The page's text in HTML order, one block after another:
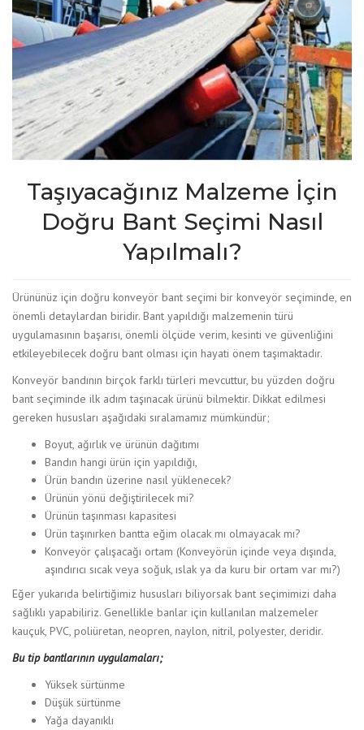
Taşıyacağınız Malzeme İçin
Doğru Bant Seçimi Nasıl
Yapılmalı?
Ürününüz için doğru konveyör bant seçimi bir konveyör seçiminde, en
önemli detaylardan biridir. Bant yapıldığı malzemenin türü
uygulamasının başarısı, önemli ölçüde verim, kesinti ve güvenliğini
etkileyebilecek doğru bant olması için hayati önem taşımaktadır.
Konveyör bandının birçok farklı türleri mevcuttur, bu yüzden doğru
bant seçiminde ilk adım taşınacak ürünü bilmektir. Dikkat edilmesi
gereken hususları aşağıdaki sıralamamız mümkündür;
Boyut, ağırlık ve ürünün dağıtımı
Bandın hangi ürün için yapıldığı,
Ürün bandın üzerine nasıl yüklenecek?
Ürünün yönü değiştirilecek mi?
Ürünün taşınması kapasitesi
Ürün taşınırken bantta eğim olacak mı olmayacak mı?
Konveyör çalışacağı ortam (Konveyörün içinde veya dışında,
aşındırıcı sıcak veya soğuk, ıslak ya da kuru bir ortam var mı?)
Eğer yukarıda belirtiğimiz hususları biliyorsak bant seçimimizi daha
sağlıklı yapabiliriz. Genellikle banlar için kullanılan malzemeler
kauçuk, PVC, poliüretan, neopren, naylon, nitril, polyester, deridir.
Bu tip bantlarının uygulamaları;
Yüksek sürtünme
Düşük sürtünme
Yağa dayanıklı